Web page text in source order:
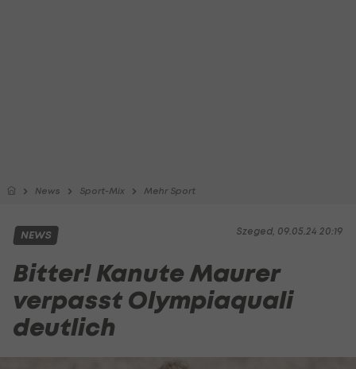
News Sport-Mix Mehr Sport
Szeged, 09.05.24 20:19
NEWS
Bitter! Kanute Maurer
verpasst Olympiaquali
deutlich